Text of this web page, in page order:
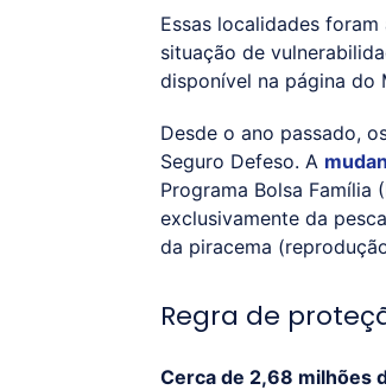
Essas localidades
situação de
disponível na página do
Desde o ano passado,
Seguro Defeso. A
Programa Bolsa Família
exclusivamente da
da piracema
Regra de
Cerca de 2,68 milhões